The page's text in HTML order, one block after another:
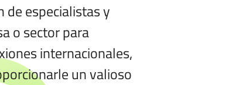
de especialistas y
o sector para
internacionales,
un valioso